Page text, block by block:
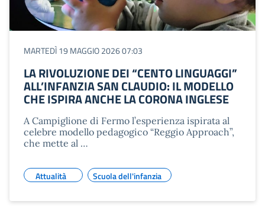
MARTEDÌ 19 MAGGIO 2026 07:03
LA RIVOLUZIONE DEI “CENTO LINGUAGGI”
ALL’INFANZIA SAN CLAUDIO: IL MODELLO
CHE ISPIRA ANCHE LA CORONA INGLESE
A Campiglione di Fermo l’esperienza ispirata al
celebre modello pedagogico “Reggio Approach”,
che mette al …
Attualità Scuola dell'infanzia